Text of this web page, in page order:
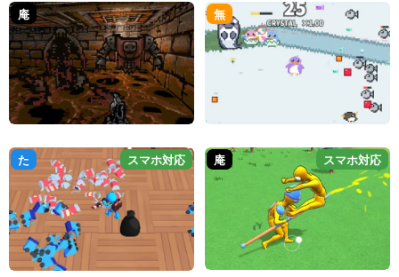
庵 無
た スマホ対応 庵 スマホ対応